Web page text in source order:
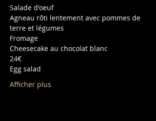
Salade d'oeuf
Agneau rôti lentement avec pommes de
terre et légumes
Fromage
Cheesecake au chocolat blanc
24€
Egg salad
Afficher plus